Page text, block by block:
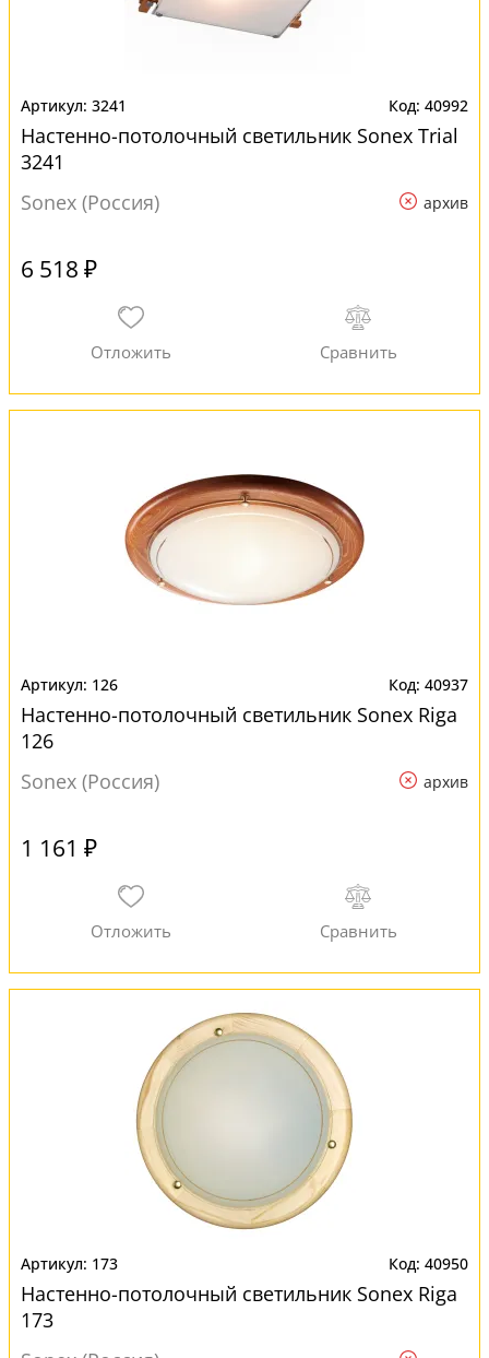
3241 40992
Настенно-потолочный светильник Sonex Trial
3241
Sonex (Россия)
архив
6 518 ₽
126 40937
Настенно-потолочный светильник Sonex Riga
126
Sonex (Россия)
архив
1 161 ₽
173 40950
Настенно-потолочный светильник Sonex Riga
173